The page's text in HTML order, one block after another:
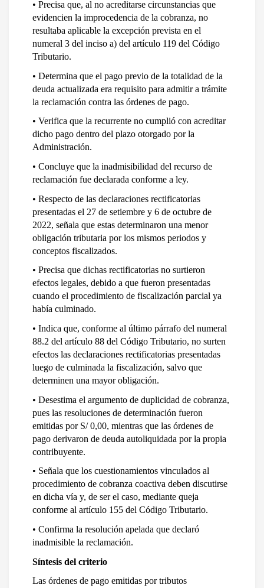
• Precisa que, al no acreditarse circunstancias que
evidencien la improcedencia de la cobranza, no
resultaba aplicable la excepción prevista en el
numeral 3 del inciso a) del artículo 119 del Código
Tributario.
• Determina que el pago previo de la totalidad de la
deuda actualizada era requisito para admitir a trámite
la reclamación contra las órdenes de pago.
• Verifica que la recurrente no cumplió con acreditar
dicho pago dentro del plazo otorgado por la
Administración.
• Concluye que la inadmisibilidad del recurso de
reclamación fue declarada conforme a ley.
• Respecto de las declaraciones rectificatorias
presentadas el 27 de setiembre y 6 de octubre de
2022, señala que estas determinaron una menor
obligación tributaria por los mismos periodos y
conceptos fiscalizados.
• Precisa que dichas rectificatorias no surtieron
efectos legales, debido a que fueron presentadas
cuando el procedimiento de fiscalización parcial ya
había culminado.
• Indica que, conforme al último párrafo del numeral
88.2 del artículo 88 del Código Tributario, no surten
efectos las declaraciones rectificatorias presentadas
luego de culminada la fiscalización, salvo que
determinen una mayor obligación.
• Desestima el argumento de duplicidad de cobranza,
pues las resoluciones de determinación fueron
emitidas por S/ 0,00, mientras que las órdenes de
pago derivaron de deuda autoliquidada por la propia
contribuyente.
• Señala que los cuestionamientos vinculados al
procedimiento de cobranza coactiva deben discutirse
en dicha vía y, de ser el caso, mediante queja
conforme al artículo 155 del Código Tributario.
• Confirma la resolución apelada que declaró
inadmisible la reclamación.
Síntesis del criterio
Las órdenes de pago emitidas por tributos